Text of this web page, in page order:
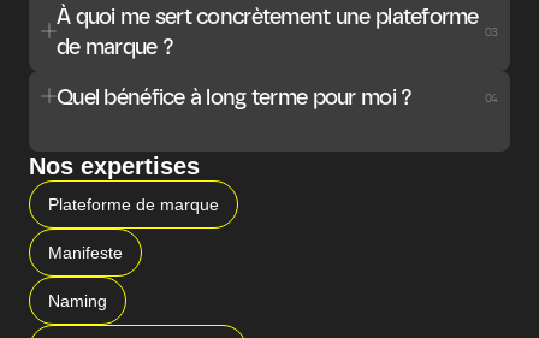
À quoi me sert concrètement une plateforme
de marque ?
03
Quel bénéfice à long terme pour moi ? 04
Nos expertises
Plateforme de marque
Manifeste
Naming